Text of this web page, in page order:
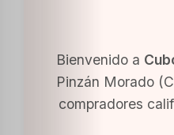
Bienvenido a
Pinzán Morado
compradores